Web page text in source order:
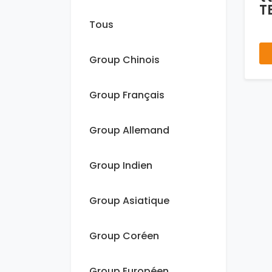
Tous
Group Chinois
Group Français
Group Allemand
Group Indien
Group Asiatique
Group Coréen